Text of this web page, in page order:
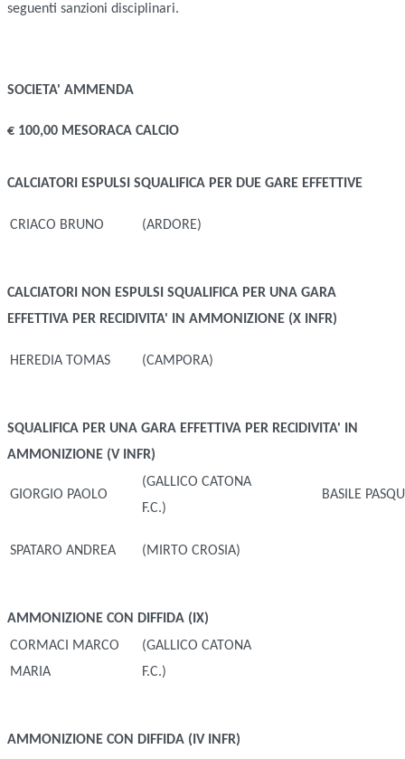
seguenti sanzioni disciplinari.
SOCIETA' AMMENDA
€ 100,00 MESORACA CALCIO
CALCIATORI ESPULSI SQUALIFICA PER DUE GARE EFFETTIVE
CRIACO BRUNO (ARDORE)
CALCIATORI NON ESPULSI SQUALIFICA PER UNA GARA
EFFETTIVA PER RECIDIVITA' IN AMMONIZIONE (X INFR)
HEREDIA TOMAS (CAMPORA)
SQUALIFICA PER UNA GARA EFFETTIVA PER RECIDIVITA' IN
AMMONIZIONE (V INFR)
GIORGIO PAOLO
(GALLICO CATONA
F.C.)
BASILE
SPATARO ANDREA (MIRTO CROSIA)
AMMONIZIONE CON DIFFIDA (IX)
CORMACI MARCO
MARIA
(GALLICO CATONA
F.C.)
AMMONIZIONE CON DIFFIDA (IV INFR)